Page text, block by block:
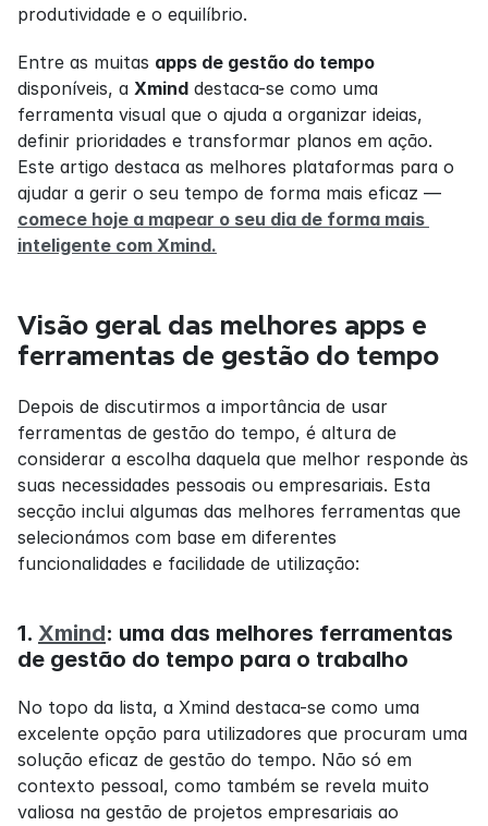
produtividade e o equilíbrio.
Entre as muitas apps de gestão do tempo
disponíveis, a Xmind destaca-se como uma
ferramenta visual que o ajuda a organizar ideias,
definir prioridades e transformar planos em ação.
Este artigo destaca as melhores plataformas para o
comece hoje a mapear o seu dia de forma mais
inteligente com Xmind.
Visão geral das melhores apps e
ferramentas de gestão do tempo
Depois de discutirmos a importância de usar
ferramentas de gestão do tempo, é altura de
considerar a escolha daquela que melhor responde às
suas necessidades pessoais ou empresariais. Esta
secção inclui algumas das melhores ferramentas que
selecionámos com base em diferentes
funcionalidades e facilidade de utilização:
1. Xmind: uma das melhores ferramentas
de gestão do tempo para o trabalho
No topo da lista, a Xmind destaca-se como uma
excelente opção para utilizadores que procuram uma
solução eficaz de gestão do tempo. Não só em
contexto pessoal, como também se revela muito
valiosa na gestão de projetos empresariais ao